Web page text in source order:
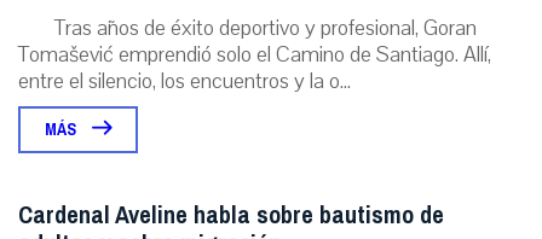
Tras años de éxito deportivo y profesional, Goran
Tomašević emprendió solo el Camino de Santiago. Allí,
entre el silencio, los encuentros y la o...
MÁS
Cardenal Aveline habla sobre bautismo de